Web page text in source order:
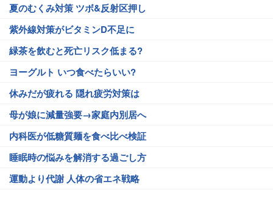
夏のむくみ対策 ツボ&反射区押し
紫外線対策がビタミンD不足に
緑茶を飲むと死亡リスク低まる?
ヨーグルト いつ食べたらいい?
休みだが疲れる 隠れ疲労対策は
母が娘に減量強要→家庭内別居へ
内科医が低糖質麺を食べ比べ検証
睡眠時の悩みを解消する過ごし方
運動より代謝 人体の省エネ戦略